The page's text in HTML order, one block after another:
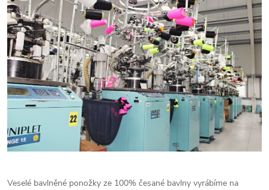
Veselé bavlněné ponožky ze 100% česané bavlny vyrábíme na